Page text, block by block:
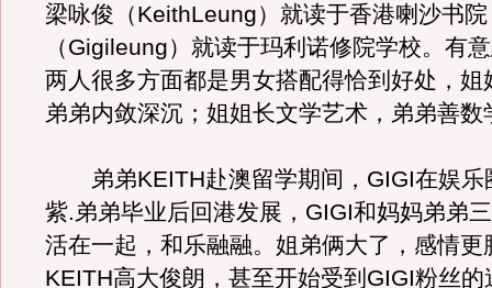
梁咏俊（KeithLeung）就读于香港喇沙书
（Gigileung）就读于玛利诺修院学校。有
两人很多方面都是男女搭配得恰到好处，姐
弟弟内敛深沉；姐姐长文学艺术，弟弟善数
弟弟KEITH赴澳留学期间，GIGI在娱乐
紫.弟弟毕业后回港发展，GIGI和妈妈弟弟
活在一起，和乐融融。姐弟俩大了，感情更
KEITH高大俊朗，甚至开始受到GIGI粉丝